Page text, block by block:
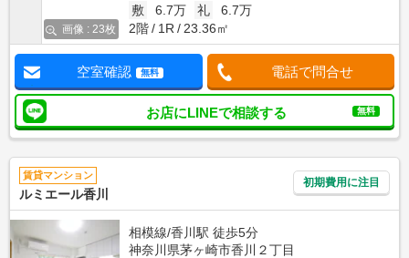
画像 : 23枚
敷
6.7万 礼
6.7万
2階
1R 23.36㎡
空室確認 無料 電話で問合せ
お店にLINEで相談する 無料
賃貸マンション
ルミエール香川
初期費用に注目
相模線/香川駅 徒歩5分
神奈川県茅ヶ崎市香川２丁目